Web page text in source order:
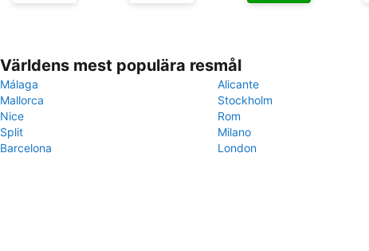
Världens mest populära resmål
Málaga
Alicante
Mallorca
Stockholm
Nice
Rom
Split
Milano
Barcelona
London